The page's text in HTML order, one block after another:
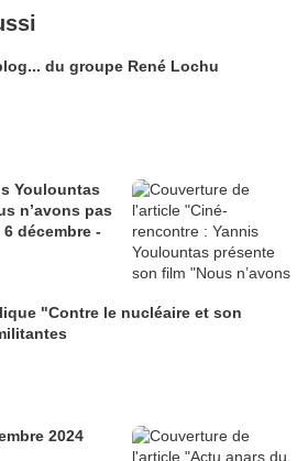
du groupe René Lochu
Youlountas
n’avons pas
décembre -
2024